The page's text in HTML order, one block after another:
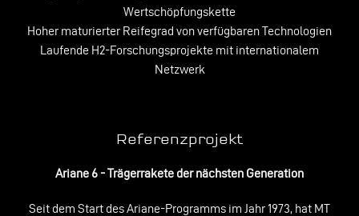
Wertschöpfungskette
Hoher maturierter Reifegrad von verfügbaren Technologien
Laufende H2-Forschungsprojekte mit internationalem
Netzwerk
Referenzprojekt
Ariane 6 - Trägerrakete der nächsten Generation
Seit dem Start des Ariane-Programms im Jahr 1973, hat MT